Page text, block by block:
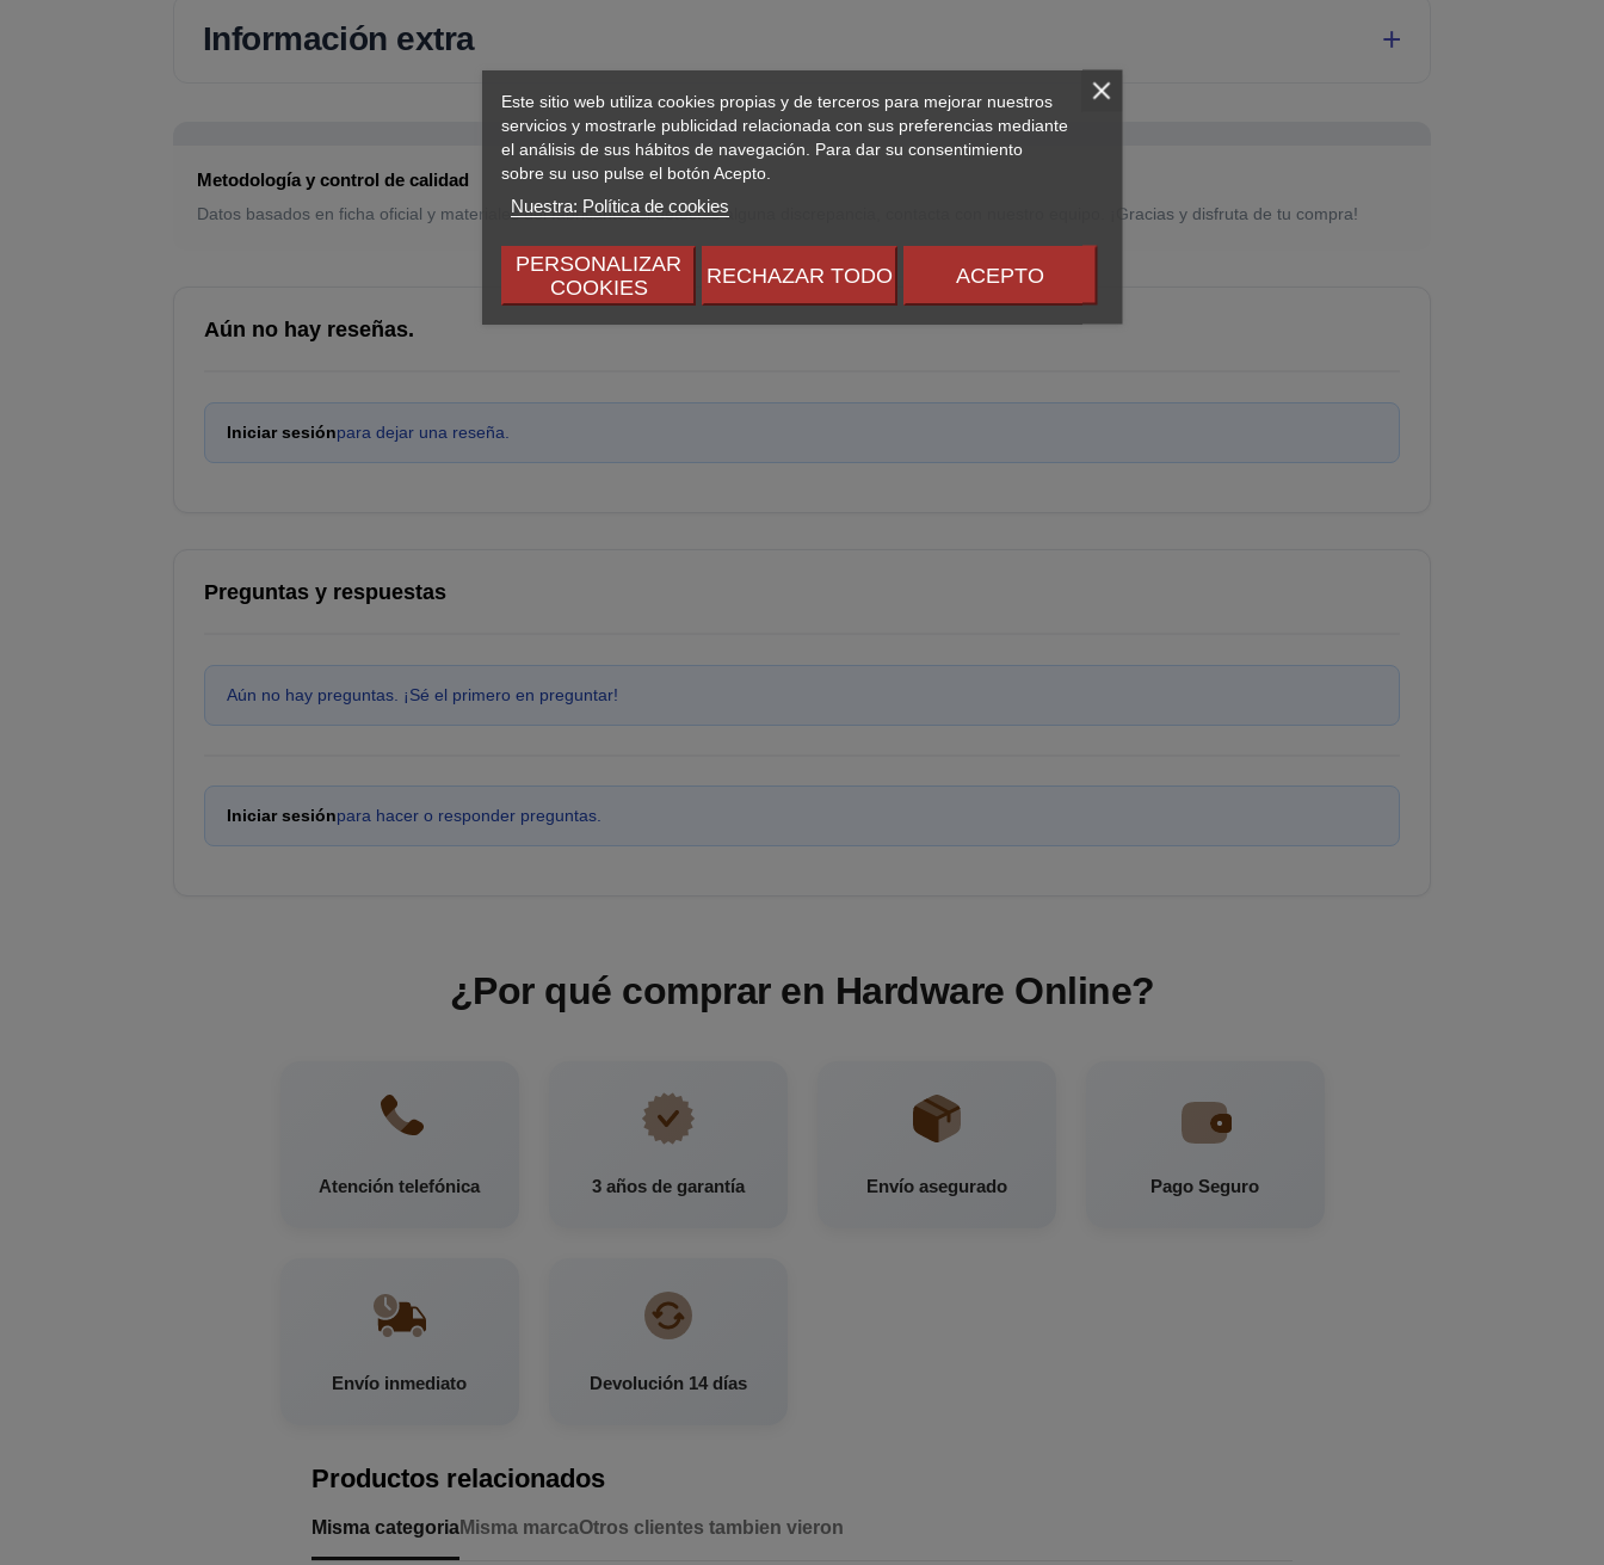
Este sitio web utiliza cookies propias y de terceros para mejorar nuestros
servicios y mostrarle publicidad relacionada con sus preferencias mediante
el análisis de sus hábitos de navegación. Para dar su consentimiento
sobre su uso pulse el botón Acepto.
Nuestra: Política de cookies
PERSONALIZAR
COOKIES
RECHAZAR TODO ACEPTO
Información extra
Metodología y control de calidad
Datos basados en ficha oficial y materiales del fabricante. Si detectas alguna discrepancia, contacta con nuestro equipo. ¡Gracias y disfruta de tu compra!
Aún no hay reseñas.
Iniciar sesiónpara dejar una reseña.
Preguntas y respuestas
Aún no hay preguntas. ¡Sé el primero en preguntar!
Iniciar sesiónpara hacer o responder preguntas.
¿Por qué comprar en Hardware Online?
Atención telefónica 3 años de garantía Envío asegurado Pago Seguro
Envío inmediato Devolución 14 días
Productos relacionados
Misma categoriaMisma marcaOtros clientes tambien vieron